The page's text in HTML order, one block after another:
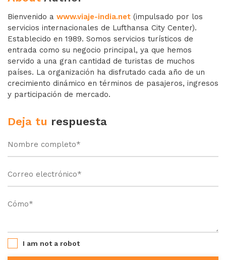
Bienvenido a www.viaje-india.net (impulsado por los
servicios internacionales de Lufthansa City Center).
Establecido en 1989. Somos servicios turísticos de
entrada como su negocio principal, ya que hemos
servido a una gran cantidad de turistas de muchos
países. La organización ha disfrutado cada año de un
crecimiento dinámico en términos de pasajeros, ingresos
y participación de mercado.
Deja tu respuesta
I am not a robot